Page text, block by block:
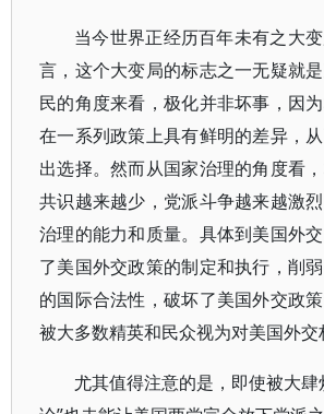
当今世界正经历百年未有之大
言，这个大变局的标志之一无疑就
民的角度来看，极化并非坏事，因
在一系列政策上具有鲜明的差异，
出选择。然而从国家治理的角度看
共识越来越少，党派斗争越来越激
治理的能力和质量。具体到美国外
了美国外交政策的制定和执行，削
的国际合法性，破坏了美国外交政
被大多数精英和民众视为对美国外交
尤其值得注意的是，即使被大肆